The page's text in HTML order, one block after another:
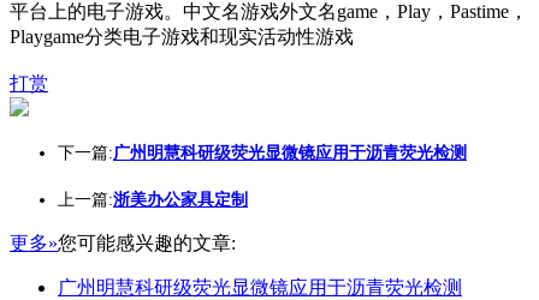
平台上的电子游戏。中文名游戏外文名game，Play，Pastime，
Playgame分类电子游戏和现实活动性游戏
打赏
下一篇:广州明慧科研级荧光显微镜应用于沥青荧光检测
上一篇:浙美办公家具定制
更多»您可能感兴趣的文章:
广州明慧科研级荧光显微镜应用于沥青荧光检测